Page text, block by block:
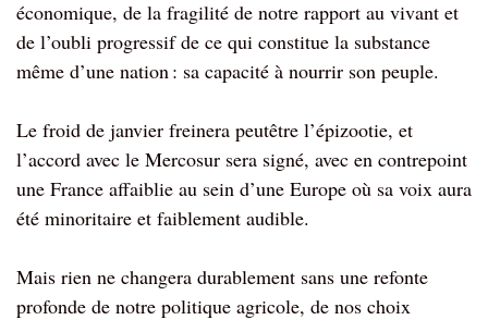
économique, de la fragilité de notre rapport au vivant et
de l’oubli progressif de ce qui constitue la substance
même d’une nation : sa capacité à nourrir son peuple.
Le froid de janvier freinera peutêtre l’épizootie, et
l’accord avec le Mercosur sera signé, avec en contrepoint
une France affaiblie au sein d’une Europe où sa voix aura
été minoritaire et faiblement audible.
Mais rien ne changera durablement sans une refonte
profonde de notre politique agricole, de nos choix